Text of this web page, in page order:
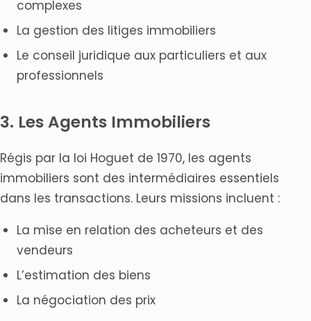
complexes
La gestion des litiges immobiliers
Le conseil juridique aux particuliers et aux
professionnels
3. Les Agents Immobiliers
Régis par la loi Hoguet de 1970, les agents
immobiliers sont des intermédiaires essentiels
dans les transactions. Leurs missions incluent :
La mise en relation des acheteurs et des
vendeurs
L’estimation des biens
La négociation des prix